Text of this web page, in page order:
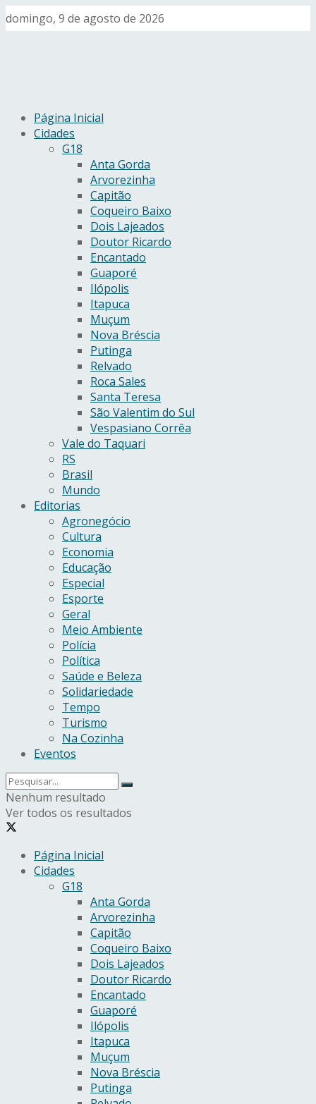
domingo, 9 de agosto de 2026
Página Inicial
Cidades
G18
Anta Gorda
Arvorezinha
Capitão
Coqueiro Baixo
Dois Lajeados
Doutor Ricardo
Encantado
Guaporé
Ilópolis
Itapuca
Muçum
Nova Bréscia
Putinga
Relvado
Roca Sales
Santa Teresa
São Valentim do Sul
Vespasiano Corrêa
Vale do Taquari
RS
Brasil
Mundo
Editorias
Agronegócio
Cultura
Economia
Educação
Especial
Esporte
Geral
Meio Ambiente
Polícia
Política
Saúde e Beleza
Solidariedade
Tempo
Turismo
Na Cozinha
Eventos
Nenhum resultado
Ver todos os resultados
Página Inicial
Cidades
G18
Anta Gorda
Arvorezinha
Capitão
Coqueiro Baixo
Dois Lajeados
Doutor Ricardo
Encantado
Guaporé
Ilópolis
Itapuca
Muçum
Nova Bréscia
Putinga